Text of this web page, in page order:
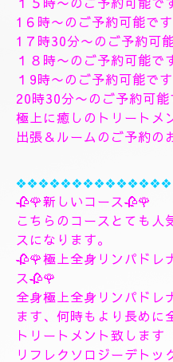
１２０分¥30000⇒¥28000
１５０分
❖❖❖❖❖❖❖
🌺🌻✨８月8日土曜日
空きお時間になります。
１３時〜のご予約可能です
14時〜のご予約可能です
１５時〜のご予約可能で
1６時〜のご予約可能です
1７時30分〜のご予約可
１８時〜のご予約可能で
１9時〜のご予約可能です
20時30分〜のご予約可
極上に癒しのトリートメ
出張＆ルームのご予約の